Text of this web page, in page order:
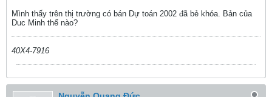
Mình thấy trên thị trường có bán Dự toán 2002 đã bẻ khóa. Bản của
Duc Minh thế nào?
40X4-7916